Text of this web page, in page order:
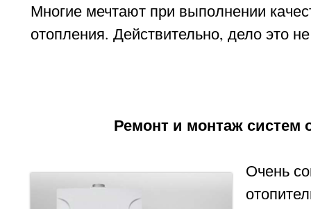
Многие мечтают при выполнении
отопления. Действительно, дело это
Ремонт и монтаж систем
Очень